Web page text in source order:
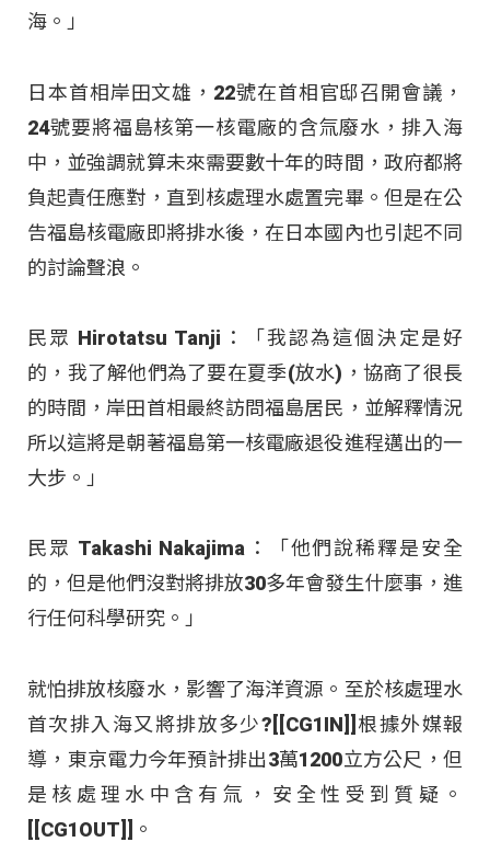
海。」
日本首相岸田文雄，22號在首相官邸召開會議，
24號要將福島核第一核電廠的含氚廢水，排入海
中，並強調就算未來需要數十年的時間，政府都將
負起責任應對，直到核處理水處置完畢。但是在公
告福島核電廠即將排水後，在日本國內也引起不同
的討論聲浪。
民眾 Hirotatsu Tanji：「我認為這個決定是好
的，我了解他們為了要在夏季(放水)，協商了很長
的時間，岸田首相最終訪問福島居民，並解釋情況
所以這將是朝著福島第一核電廠退役進程邁出的一
大步。」
民眾 Takashi Nakajima：「他們說稀釋是安全
的，但是他們沒對將排放30多年會發生什麼事，進
行任何科學研究。」
就怕排放核廢水，影響了海洋資源。至於核處理水
首次排入海又將排放多少?[[CG1IN]]根據外媒報
導，東京電力今年預計排出3萬1200立方公尺，但
是核處理水中含有氚，安全性受到質疑。
[[CG1OUT]]。